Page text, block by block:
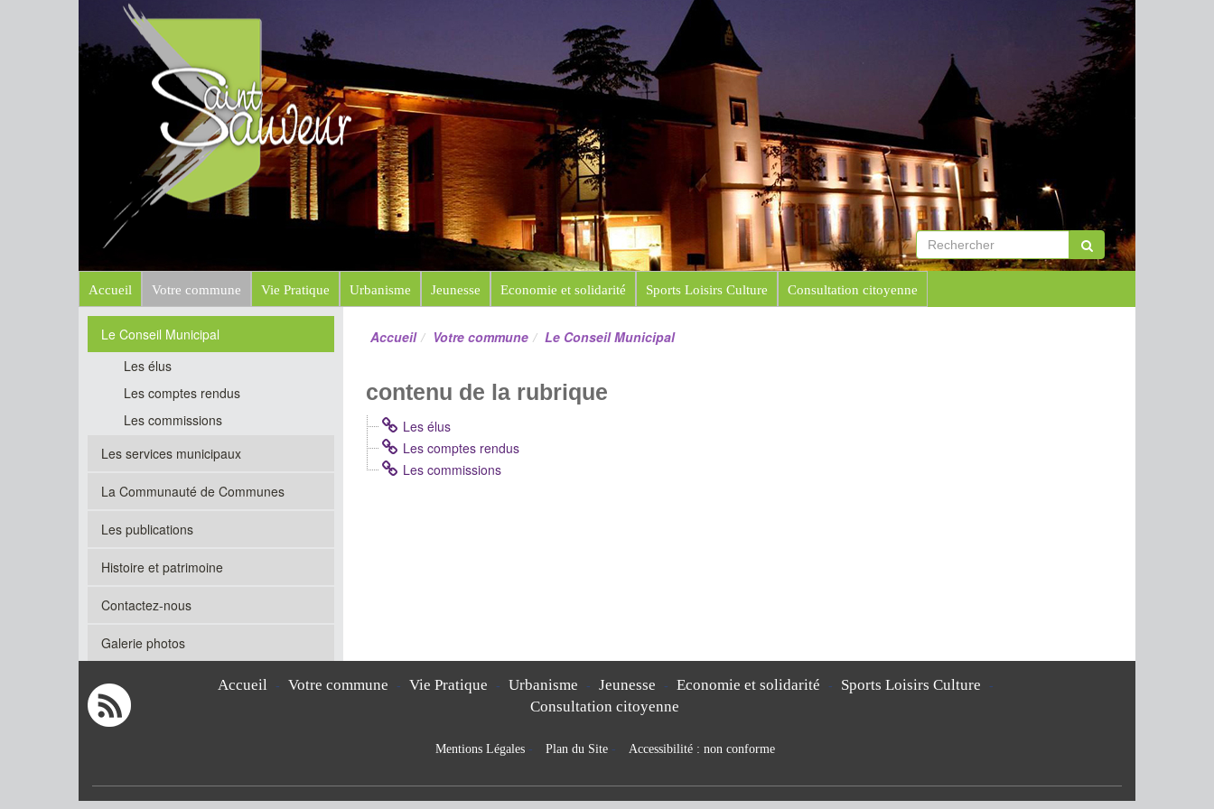
Mairie de Saint-Sauveur
Site officiel
Accueil Votre commune Vie Pratique Urbanisme Jeunesse Economie et solidarité Sports Loisirs Culture Consultation citoyenne
Accueil Votre commune Le Conseil Municipal
contenu de la rubrique
Les élus
Les comptes rendus
Les commissions
Le Conseil Municipal
Les élus
Les comptes rendus
Les commissions
Les services municipaux
La Communauté de Communes
Les publications
Histoire et patrimoine
Contactez-nous
Galerie photos
Accueil - Votre commune - Vie Pratique - Urbanisme - Jeunesse - Economie et solidarité - Sports Loisirs Culture -
Consultation citoyenne
Mentions Légales- Plan du Site- Accessibilité : non conforme